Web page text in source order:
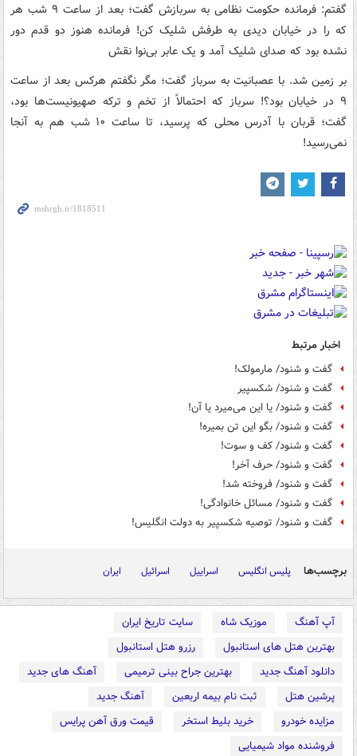
گفتم: فرمانده حکومت نظامی به سربازش گفت؛ بعد از ساعت ۹ شب هر
که را در خیابان دیدی به طرفش شلیک کن! فرمانده هنوز دو قدم دور
نشده بود که صدای شلیک آمد و یک عابر بی‌نوا نقش
بر زمین شد. با عصبانیت به سرباز گفت؛ مگر نگفتم هرکس بعد از ساعت
۹ در خیابان بود؟! سرباز که احتمالاً از تخم و ترکه صهیونیست‌ها بود،
گفت؛ قربان با آدرس محلی که پرسید، تا ساعت ۱۰ شب هم به آنجا
نمی‌رسید!
اخبار مرتبط
گفت و شنود/ مارمولک!
گفت و شنود/ شکسپیر
گفت و شنود/ یا این می‌میرد یا آن!
گفت و شنود/ بگو این تن بمیره!
گفت و شنود/ کف و سوت!
گفت و شنود/ حرف آخر!
گفت و شنود/ فروخته شد!
گفت و شنود/ مسائل خانوادگی!
گفت و شنود/ توصیه شکسپیر به دولت انگلیس!
برچسب‌ها پلیس انگلیس اسراییل اسرائیل ایران
آپ آهنگ موزیک شاه
سایت تاریخ ایران
بهترین هتل های استانبول
رزرو هتل استانبول
دانلود آهنگ جدید
بهترین جراح بینی ترمیمی
آهنگ های جدید
پرشین هتل
ثبت نام بیمه اربعین
آهنگ جدید
مزایده خودرو
خرید بلیط استخر
قیمت ورق آهن پرایس
فروشنده مواد شیمیایی